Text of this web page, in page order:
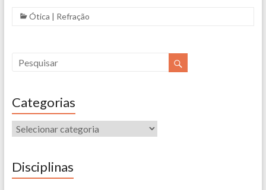
Ótica | Refração
Categorias
Disciplinas